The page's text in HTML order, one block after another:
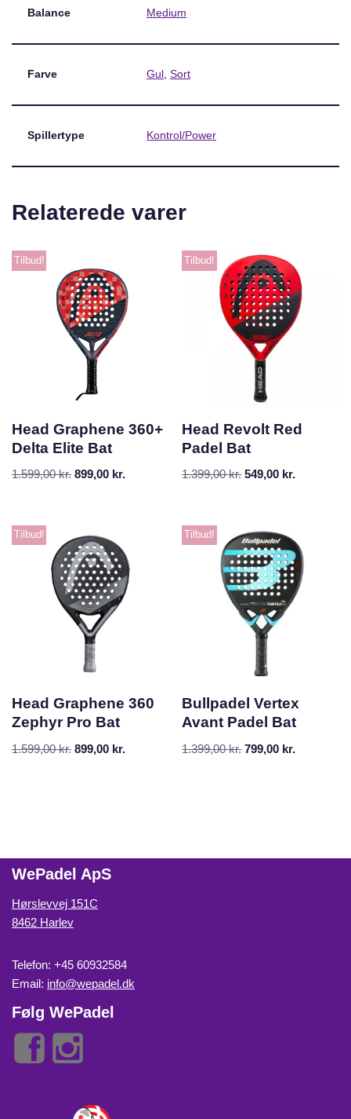
Balance Medium
Farve Gul , Sort
Spillertype Kontrol/Power
Relaterede varer
Tilbud!
Head Graphene 360+
Delta Elite Bat
1.599,00kr. 899,00 kr.
Tilbud!
Head Revolt Red
Padel Bat
1.399,00kr. 549,00 kr.
Tilbud!
Head Graphene 360
Zephyr Pro Bat
1.599,00kr. 899,00 kr.
Tilbud!
Bullpadel Vertex
Avant Padel Bat
1.399,00kr. 799,00 kr.
WePadel ApS
Hørslevvej 151C
8462 Harlev
Telefon: +45 60932584
Email: info@wepadel.dk
Følg WePadel